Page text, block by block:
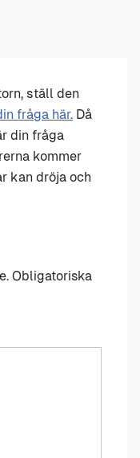
ställ den
fråga här. Då
din fråga
kommer
kan dröja och
Obligatoriska